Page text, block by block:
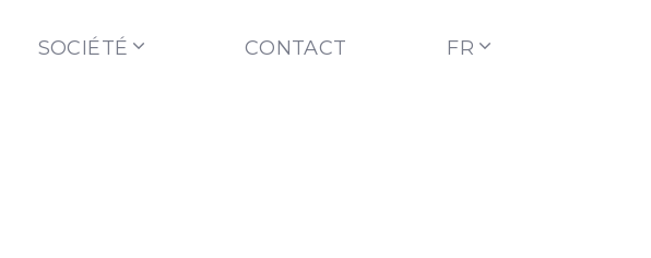
SOCIÉTÉ CONTACT FR